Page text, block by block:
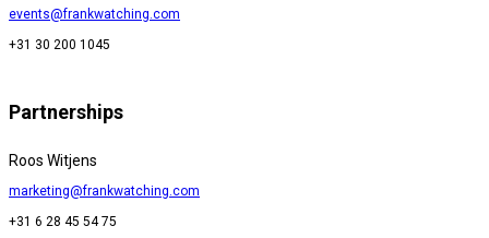
events@frankwatching.com
+31 30 200 1045
Partnerships
Roos Witjens
marketing@frankwatching.com
+31 6 28 45 54 75